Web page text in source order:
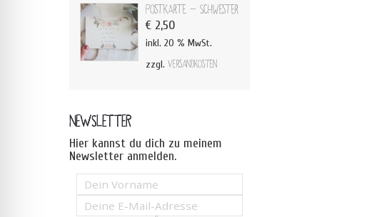
Postkarte - Schwester
€2,50
inkl. 20 % MwSt.
zzgl. Versandkosten
NEWSLETTER
Hier kannst du dich zu meinem
Newsletter anmelden.